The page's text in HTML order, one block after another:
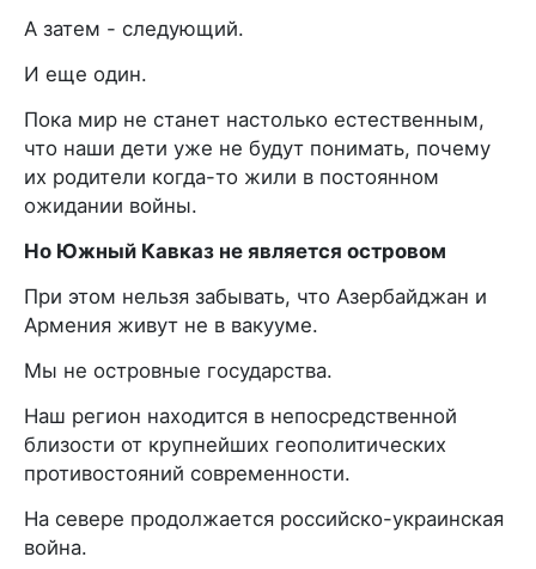
А затем - следующий.
И еще один.
Пока мир не станет настолько естественным,
что наши дети уже не будут понимать, почему
их родители когда-то жили в постоянном
ожидании войны.
Но Южный Кавказ не является островом
При этом нельзя забывать, что Азербайджан и
Армения живут не в вакууме.
Мы не островные государства.
Наш регион находится в непосредственной
близости от крупнейших геополитических
противостояний современности.
На севере продолжается российско-украинская
война.